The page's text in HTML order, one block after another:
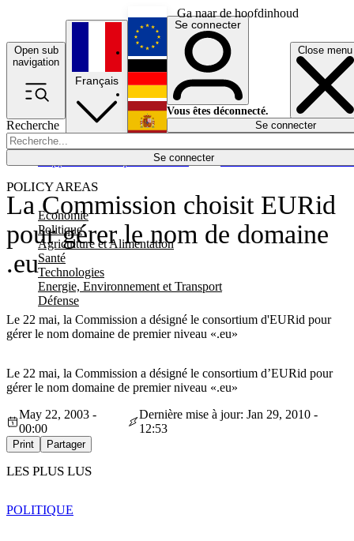
Ga naar de hoofdinhoud
Open sub
navigation
Close menu
Recherche
Se connecter
POLICY AREAS
Economie
Politique
Agriculture et Alimentation
Santé
Technologies
Energie, Environnement et Transport
Défense
Économie
Français
English
Deutsch
Español
Se connecter
Vous êtes déconnecté.
Se connecter
La Commission choisit EURid
pour gérer le nom de domaine
.eu
Le 22 mai, la Commission a désigné le consortium d'EURid pour
gérer le nom domaine de premier niveau «.eu»
Le 22 mai, la Commission a désigné le consortium d’EURid pour
gérer le nom domaine de premier niveau «.eu»
May 22, 2003 -
00:00
Dernière mise à jour: Jan 29, 2010 -
12:53
Print Partager
LES PLUS LUS
POLITIQUE